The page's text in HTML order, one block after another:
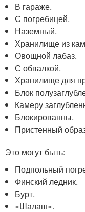
В гараже.
С погребицей.
Наземный.
Хранилище из
Овощной лабаз.
С обвалкой.
Хранилище для
Блок
Камеру
Блокированны.
Пристенный
Это могут быть:
Подпольный
Финский ледник.
Бурт.
«Шалаш».